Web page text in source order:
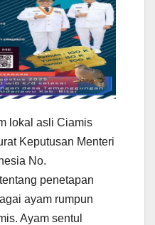
lokal asli Ciamis
Keputusan Menteri
No.
penetapan
ayam rumpun
Ayam sentul